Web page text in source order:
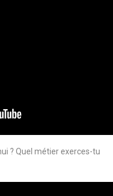
? Quel métier exerces-tu